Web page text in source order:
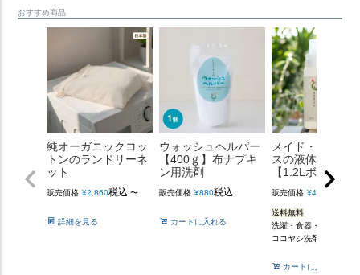
おすすめ商品
純オーガニックコッ
トンのランドリーネ
ット
販売価格 ¥2,860税込 〜
詳細を見る
ウォッシュヘルパー
【400ｇ】布ナプキ
ン用洗剤
販売価格 ¥880税込
カートに入れる
メイド・イン・
スの液体せっけ
【1.2Lボトル】
販売価格 ¥4,400
送料無料
洗濯・食器・掃除用
ココヤシ洗剤
カートに入れる